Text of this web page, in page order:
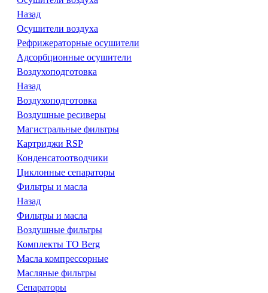
Назад
Осушители воздуха
Рефрижераторные осушители
Адсорбционные осушители
Воздухоподготовка
Назад
Воздухоподготовка
Воздушные ресиверы
Магистральные фильтры
Картриджи RSP
Конденсатоотводчики
Циклонные сепараторы
Фильтры и масла
Назад
Фильтры и масла
Воздушные фильтры
Комплекты ТО Berg
Масла компрессорные
Масляные фильтры
Сепараторы